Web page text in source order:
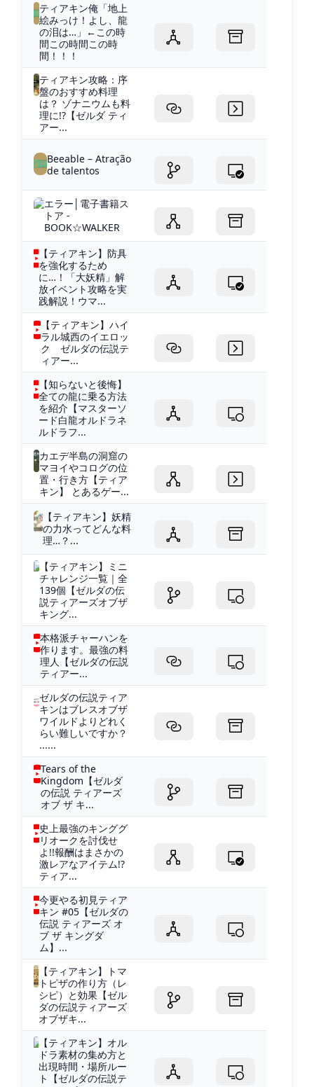
ティアキン俺「地上
絵みっけ！よし、龍
の泪は…」←この時
間この時間この時
間！！！
ティアキン攻略：序
盤のおすすめ料理
は？ ゾナニウムも料
理に!?【ゼルダ ティ
アー...
Beeable – Atração
de talentos
エラー│電子書籍ス
トア -
BOOK☆WALKER
【ティアキン】防具
を強化するため
に…！「大妖精」解
放イベント攻略を実
践解説！ウマ...
【ティアキン】ハイ
ラル城西のイエロッ
ク ゼルダの伝説テ
ィアー...
【知らないと後悔】
全ての龍に乗る方法
を紹介【マスターソ
ード白龍オルドラネ
ルドラフ...
カエデ半島の洞窟の
マヨイやコログの位
置・行き方【ティア
キン】 とあるゲー...
【ティアキン】妖精
の力水ってどんな料
理…？...
【ティアキン】ミニ
チャレンジ一覧｜全
139個【ゼルダの伝
説ティアーズオブザ
キング...
本格派チャーハンを
作ります。最強の料
理人【ゼルダの伝説
ティアー...
ゼルダの伝説ティア
キンはブレスオブザ
ワイルドよりどれく
らい難しいですか？
......
Tears of the
Kingdom【ゼルダ
の伝説 ティアーズ
オブ ザ キ...
史上最強のキンググ
リオークを討伐せ
よ!!報酬はまさかの
激レアなアイテム!?
ティア...
今更やる初見ティア
キン #05【ゼルダの
伝説 ティアーズ オ
ブ ザ キングダ
ム】...
【ティアキン】トマ
トピザの作り方（レ
シピ）と効果【ゼル
ダの伝説ティアーズ
オブザキ...
【ティアキン】オル
ドラ素材の集め方と
出現時間・場所ルー
ト【ゼルダの伝説テ